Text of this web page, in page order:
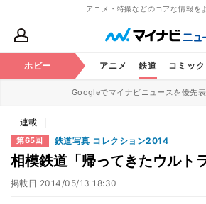
アニメ・特撮などのコアな情報を
ホビー アニメ 鉄道 コミック
Googleでマイナビニュースを優先
連載
第65回 鉄道写真 コレクション2014
相模鉄道「帰ってきたウルト
掲載日 2014/05/13 18:30